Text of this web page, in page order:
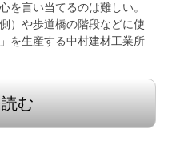
を言い当てるのは難しい。
）や歩道橋の階段などに使
を生産する中村建材工業所
む